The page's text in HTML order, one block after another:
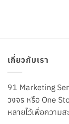
เกี่ยวกับเรา
91 Marketing
วงจร หรือ One
หลายไว้เพื่อความ